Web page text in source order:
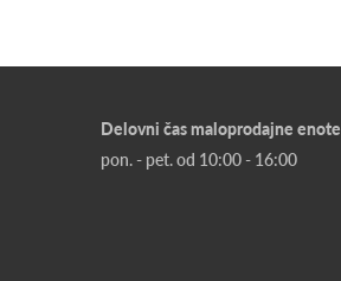
Delovni čas maloprodajne enote
pon. - pet. od 10:00 - 16:00